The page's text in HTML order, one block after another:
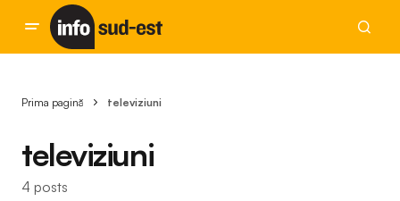
Prima pagină televiziuni
televiziuni
4 posts